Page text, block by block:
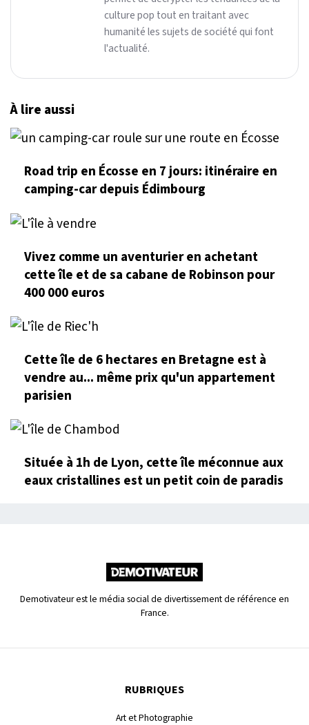
culture pop tout en traitant avec
humanité les sujets de société qui font
l'actualité.
À lire aussi
Road trip en Écosse en 7 jours: itinéraire en
camping-car depuis Édimbourg
Vivez comme un aventurier en achetant
cette île et de sa cabane de Robinson pour
400 000 euros
Cette île de 6 hectares en Bretagne est à
vendre au... même prix qu'un appartement
parisien
Située à 1h de Lyon, cette île méconnue aux
eaux cristallines est un petit coin de paradis
Demotivateur est le média social de divertissement de référence en
France.
RUBRIQUES
Art et Photographie